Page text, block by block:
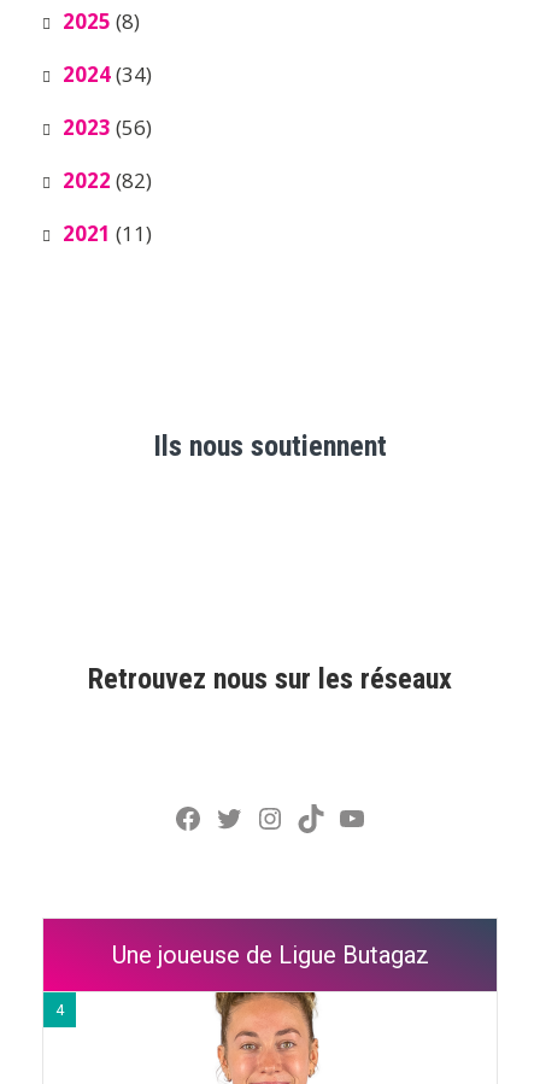
2025 (8)
2024(34)
2023 (56)
2022 (82)
2021 (11)
Ils nous soutiennent
Retrouvez nous sur les réseaux
Facebook
Twitter
Instagram
TikTokYouTube
Une joueuse de Ligue Butagaz
4